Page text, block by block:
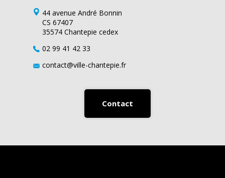
44 avenue André Bonnin
CS 67407
35574 Chantepie cedex
02 99 41 42 33
contact@ville-chantepie.fr
Contact